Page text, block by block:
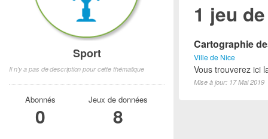
1 jeu
Cartographie
Ville de Nice
Vous trouverez ici
Mise à jour: 17 Mai 2019
Sport
Il n'y a pas de description pour cette thématique
Abonnés
0
Jeux de données
8